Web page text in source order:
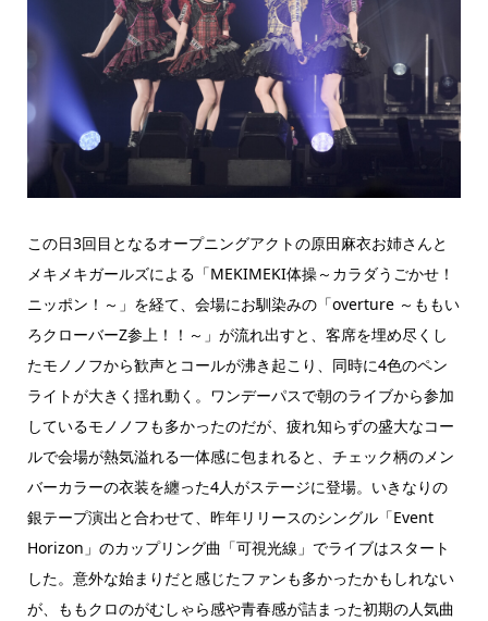
この日3回目となるオープニングアクトの原田麻衣お姉さんと
メキメキガールズによる「MEKIMEKI体操～カラダうごかせ！
ニッポン！～」を経て、会場にお馴染みの「overture ～ももい
ろクローバーZ参上！！～」が流れ出すと、客席を埋め尽くし
たモノノフから歓声とコールが沸き起こり、同時に4色のペン
ライトが大きく揺れ動く。ワンデーパスで朝のライブから参加
しているモノノフも多かったのだが、疲れ知らずの盛大なコー
ルで会場が熱気溢れる一体感に包まれると、チェック柄のメン
バーカラーの衣装を纏った4人がステージに登場。いきなりの
銀テープ演出と合わせて、昨年リリースのシングル「Event
Horizon」のカップリング曲「可視光線」でライブはスタート
した。意外な始まりだと感じたファンも多かったかもしれない
が、ももクロのがむしゃら感や青春感が詰まった初期の人気曲